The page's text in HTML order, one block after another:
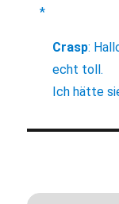
*
Crasp:
echt toll.
Ich hätte